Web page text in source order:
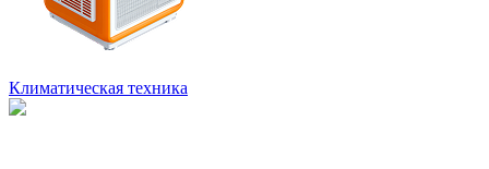
Климатическая техника